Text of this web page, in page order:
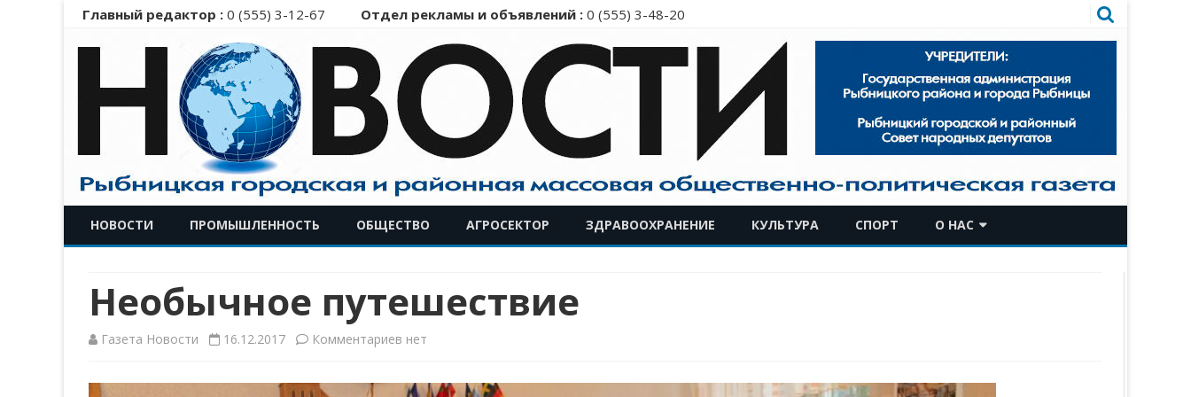
Главный редактор : 0 (555) 3-12-67 Отдел рекламы и объявлений : 0 (555) 3-48-20
к
содержимому
НОВОСТИ ПРОМЫШЛЕННОСТЬ ОБЩЕСТВО АГРОСЕКТОР ЗДРАВООХРАНЕНИЕ КУЛЬТУРА СПОРТ О НАС
Необычное путешествие
Газета Новости 16.12.2017 Комментариев кнет